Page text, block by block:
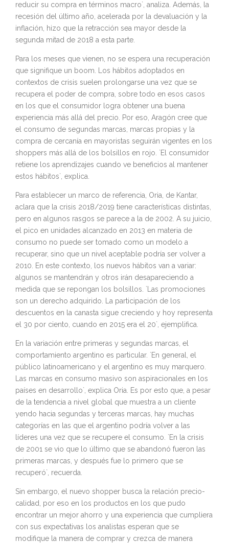
reducir su compra en términos macro`, analiza. Además, la
recesión del último año, acelerada por la devaluación y la
inflación, hizo que la retracción sea mayor desde la
segunda mitad de 2018 a esta parte.
Para los meses que vienen, no se espera una recuperación
que signifique un boom. Los hábitos adoptados en
contextos de crisis suelen prolongarse una vez que se
recupera el poder de compra, sobre todo en esos casos
en los que el consumidor logra obtener una buena
experiencia más allá del precio. Por eso, Aragón cree que
el consumo de segundas marcas, marcas propias y la
compra de cercanía en mayoristas seguirán vigentes en los
shoppers más allá de los bolsillos en rojo. `El consumidor
retiene los aprendizajes cuando ve beneficios al mantener
estos hábitos`, explica.
Para establecer un marco de referencia, Oria, de Kantar,
aclara que la crisis 2018/2019 tiene características distintas,
pero en algunos rasgos se parece a la de 2002. A su juicio,
el pico en unidades alcanzado en 2013 en materia de
consumo no puede ser tomado como un modelo a
recuperar, sino que un nivel aceptable podría ser volver a
2010. En este contexto, los nuevos hábitos van a variar:
algunos se mantendrán y otros irán desapareciendo a
medida que se repongan los bolsillos. `Las promociones
son un derecho adquirido. La participación de los
descuentos en la canasta sigue creciendo y hoy representa
el 30 por ciento, cuando en 2015 era el 20`, ejemplifica.
En la variación entre primeras y segundas marcas, el
comportamiento argentino es particular. `En general, el
público latinoamericano y el argentino es muy marquero.
Las marcas en consumo masivo son aspiracionales en los
países en desarrollo`, explica Oria. Es por esto que, a pesar
de la tendencia a nivel global que muestra a un cliente
yendo hacia segundas y terceras marcas, hay muchas
categorías en las que el argentino podría volver a las
líderes una vez que se recupere el consumo. `En la crisis
de 2001 se vio que lo último que se abandonó fueron las
primeras marcas, y después fue lo primero que se
recuperó`, recuerda.
Sin embargo, el nuevo shopper busca la relación precio-
calidad, por eso en los productos en los que pudo
encontrar un mejor ahorro y una experiencia que cumpliera
con sus expectativas los analistas esperan que se
modifique la manera de comprar y crezca de manera